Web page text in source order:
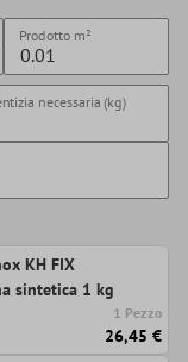
Prodotto m²
necessaria (kg)
KH FIX
sintetica 1 kg
1 Pezzo
26,45 €